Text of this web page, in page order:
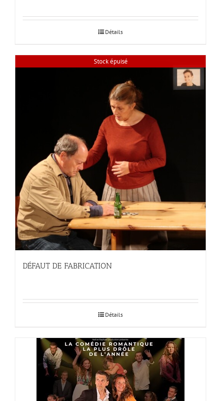
Détails
Stock épuisé
DÉFAUT DE FABRICATION
Détails